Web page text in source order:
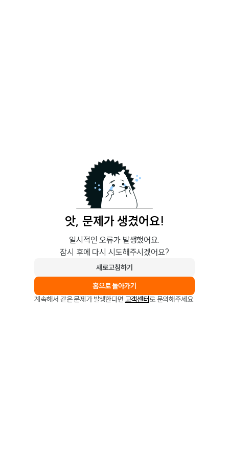
앗, 문제가 생겼어요!
일시적인 오류가 발생했어요.
잠시 후에 다시 시도해주시겠어요?
새로고침하기
홈으로 돌아가기
계속해서 같은 문제가 발생한다면 고객센터로 문의해주세요.